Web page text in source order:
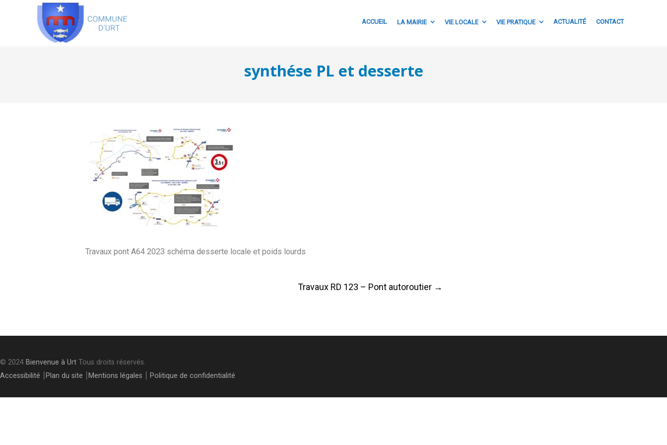
ACCUEIL LA MAIRIE VIE LOCALE VIE PRATIQUE ACTUALITÉ CONTACT
synthése PL et desserte
Travaux pont A64 2023 schéma desserte locale et poids lourds
Travaux RD 123 – Pont autoroutier →
© 2024 Bienvenue à Urt Tous droits réservés.
Accessibilité
Plan du site Mentions légales Politique de confidentialité